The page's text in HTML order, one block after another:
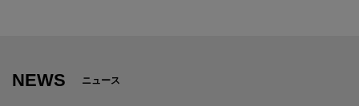
NEWS ニュース